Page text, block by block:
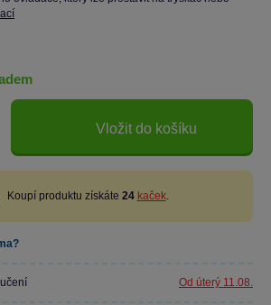
Vložit do košíku
Koupí produktu získáte 24 kaček.
Od úterý 11.08.